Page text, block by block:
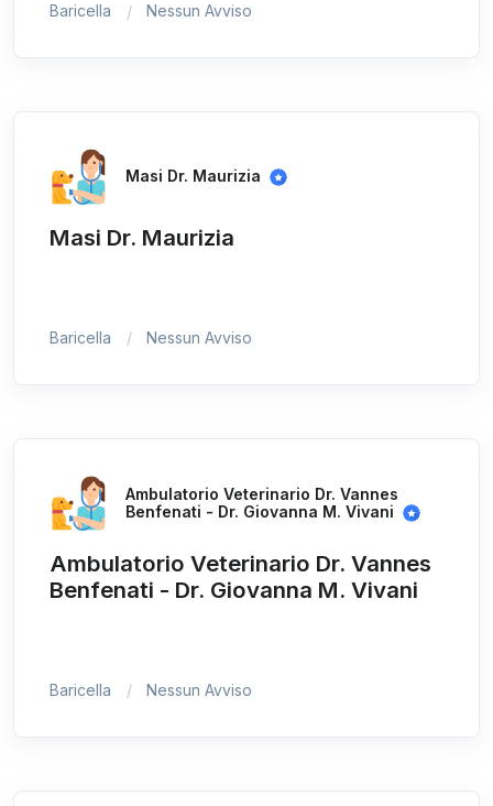
Baricella Nessun Avviso
Masi Dr. Maurizia
Masi Dr. Maurizia
Baricella Nessun Avviso
Ambulatorio Veterinario Dr. Vannes
Benfenati - Dr. Giovanna M. Vivani
Ambulatorio Veterinario Dr. Vannes
Benfenati - Dr. Giovanna M. Vivani
Baricella Nessun Avviso